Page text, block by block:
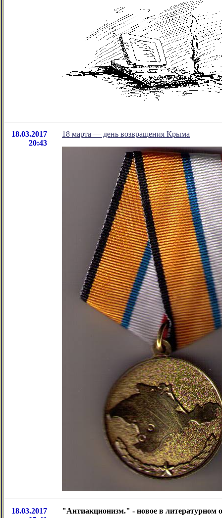
18.03.2017
20:43
18 марта — день возвращения Крыма
18.03.2017
"Антиакционизм." - новое в литературном